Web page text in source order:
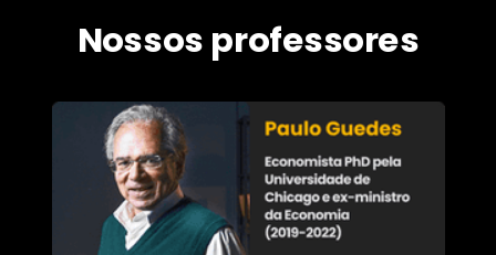
Nossos professores